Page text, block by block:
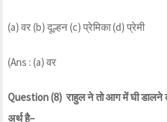
(a) वर (b) दूल्हन (c) प्रेमिका (d) प्रेमी
(Ans : (a) वर
Question (8) राहुल ने तो आग में घी डालने
अर्थ है–